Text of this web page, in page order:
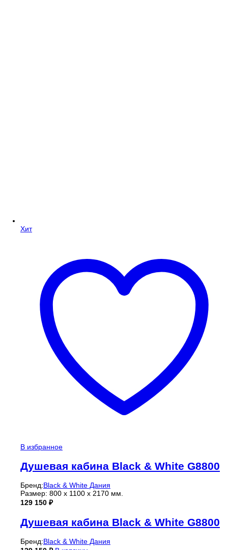
Хит
В избранное
Душевая кабина Black & White G8800
Бренд:Black & White Дания
Размер: 800 x 1100 x 2170 мм.
129 150 ₽
Душевая кабина Black & White G8800
Бренд:Black & White Дания